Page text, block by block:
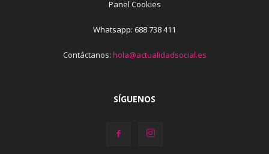
Panel Cookies
Whatsapp: 688 738 411
Contáctanos: hola@actualidadsocial.es
SÍGUENOS